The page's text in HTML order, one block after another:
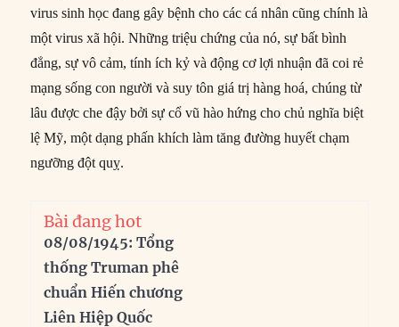
virus sinh học đang gây bệnh cho các cá nhân cũng chính là
một virus xã hội. Những triệu chứng của nó, sự bất bình
đẳng, sự vô cảm, tính ích kỷ và động cơ lợi nhuận đã coi rẻ
mạng sống con người và suy tôn giá trị hàng hoá, chúng từ
lâu được che đậy bởi sự cổ vũ hào hứng cho chủ nghĩa biệt
lệ Mỹ, một dạng phấn khích làm tăng đường huyết chạm
ngưỡng đột quỵ.
Bài đang hot
08/08/1945: Tổng
thống Truman phê
chuẩn Hiến chương
Liên Hiệp Quốc